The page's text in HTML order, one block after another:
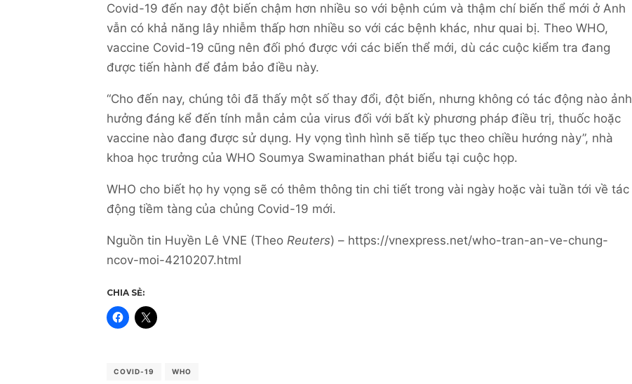
Covid-19 đến nay đột biến chậm hơn nhiều so với bệnh cúm và thậm chí biến thể mới ở Anh
vẫn có khả năng lây nhiễm thấp hơn nhiều so với các bệnh khác, như quai bị. Theo WHO,
vaccine Covid-19 cũng nên đối phó được với các biến thể mới, dù các cuộc kiểm tra đang
được tiến hành để đảm bảo điều này.
“Cho đến nay, chúng tôi đã thấy một số thay đổi, đột biến, nhưng không có tác động nào ảnh
hưởng đáng kể đến tính mẫn cảm của virus đối với bất kỳ phương pháp điều trị, thuốc hoặc
vaccine nào đang được sử dụng. Hy vọng tình hình sẽ tiếp tục theo chiều hướng này”, nhà
khoa học trưởng của WHO Soumya Swaminathan phát biểu tại cuộc họp.
WHO cho biết họ hy vọng sẽ có thêm thông tin chi tiết trong vài ngày hoặc vài tuần tới về tác
động tiềm tàng của chủng Covid-19 mới.
Nguồn tin Huyền Lê VNE (Theo Reuters) – https://vnexpress.net/who-tran-an-ve-chung-
ncov-moi-4210207.html
CHIA SẺ:
COVID-19 WHO